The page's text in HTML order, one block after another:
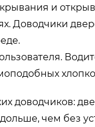
и
Доводчики
доводчиков:
чем без